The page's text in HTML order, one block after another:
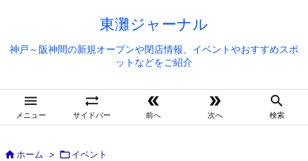
東灘ジャーナル
神戸～阪神間の新規オープンや閉店情報、イベントやおすすめスポ
ットなどをご紹介

メニュー

サイドバー

前へ

次へ

検索
ホーム > イベント